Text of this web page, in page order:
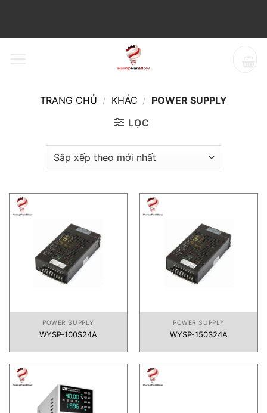
nội
TRANG CHỦ / KHÁC / POWER SUPPLY
LỌC
POWER SUPPLY
WYSP-100S24A
POWER SUPPLY
WYSP-150S24A